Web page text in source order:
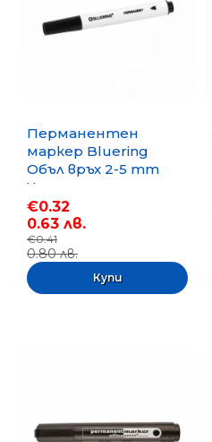
Перманентен
маркер Bluering
Объл връх 2-5 mm
Черен
€0.32
0.63 лв.
€0.41
0.80 лв.